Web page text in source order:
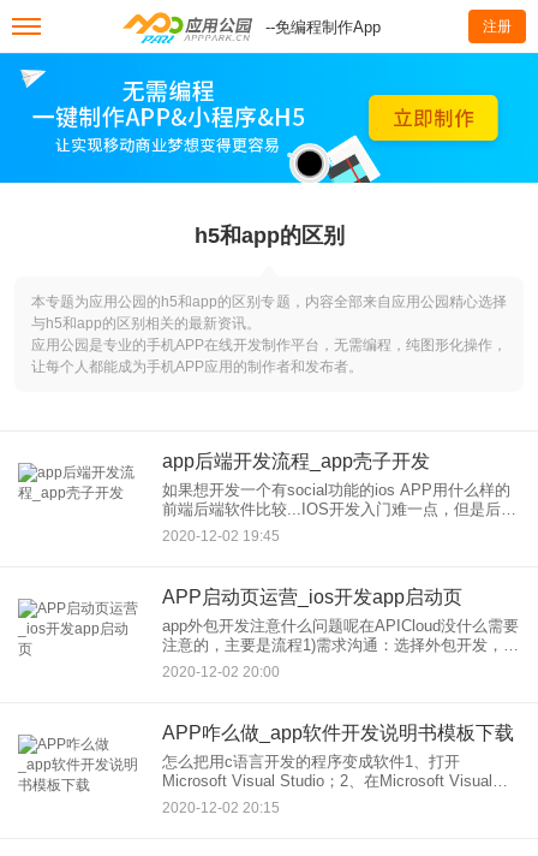
--免编程制作App 注册
h5和app的区别
本专题为应用公园的h5和app的区别专题，内容全部来自应用公园精心选择
与h5和app的区别相关的最新资讯。
应用公园是专业的手机APP在线开发制作平台，无需编程，纯图形化操作，
让每个人都能成为手机APP应用的制作者和发布者。
app后端开发流程_app壳子开发
如果想开发一个有social功能的ios APP用什么样的
前端后端软件比较...IOS开发入门难一点，但是后期
发展更好，薪资会更高，比前后端开发高的多。。
前端的话，入门简单些，但发展受限，除非js比较
2020-12-02 19:45
APP启动页运营_ios开发app启动页
app外包开发注意什么问题呢在APICloud没什么需要
注意的，主要是流程1)需求沟通：选择外包开发，双
方一定要进行需求沟通，对项目进行了解和分析开
发的可行性。2)工作评估：在确认需求开发之后，要
2020-12-02 20:00
APP咋么做_app软件开发说明书模板下载
怎么把用c语言开发的程序变成软件1、打开
Microsoft Visual Studio；2、在Microsoft Visual
Studio界面中，执行编译指令，详细操作如下；3、
编译完成后，将会生成
2020-12-02 20:15